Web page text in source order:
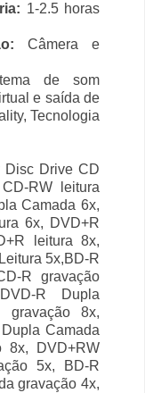
1-2.5 horas
Câmera e
de som
e saída de
Tecnologia
Disc Drive CD
RW leitura
Camada 6x,
6x, DVD+R
leitura 8x,
5x,BD-R
R gravação
R Dupla
gravação 8x,
Camada
8x, DVD+RW
5x, BD-R
gravação 4x,